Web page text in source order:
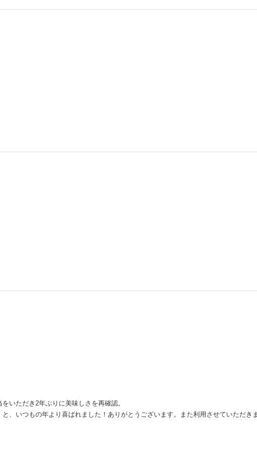
いただき2年ぶりに美味しさを再確認。
、いつもの年より喜ばれました！ありがとうございます。また利用させていただきま